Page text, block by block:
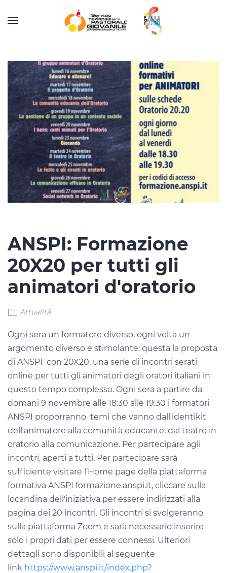
ANSPI: Formazione
20X20 per tutti gli
animatori d'oratorio
Attualità
Ogni sera un formatore diverso, ogni volta un
argomento diverso e stimolante: questa la proposta
di ANSPI con 20X20, una serie di incontri serati
online per tutti gli animatori degli oratori italiani in
questo tempo complesso. Ogni sera a partire da
domani 9 novembre alle 18:30 alle 19:30 i formatori
ANSPI proporranno temi che vanno dall'identikit
dell'animatore alla comunità educante, dal teatro in
oratorio alla comunicazione. Per partecipare agli
incontri, aperti a tutti, Per partecipare sarà
sufficiente visitare l’Home page della piattaforma
formativa ANSPI formazione.anspi.it, cliccare sulla
locandina dell'iniziativa per essere indirizzati alla
pagina dei 20 incontri. Gli incontri si svolgeranno
sulla piattaforma Zoom e sarà necessario inserire
solo i propri dati per essere connessi. Ulteriori
dettagli sono disponibili al seguente
link https://www.anspi.it/index.php?